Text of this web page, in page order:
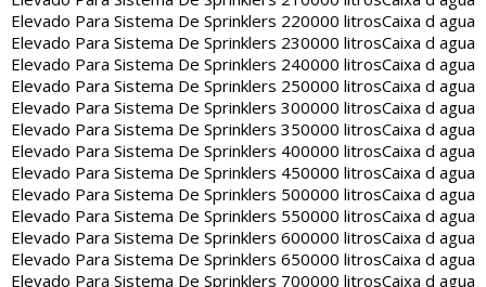
Elevado Para Sistema De Sprinklers 220000 litrosCaixa d agua
Elevado Para Sistema De Sprinklers 230000 litrosCaixa d agua
Elevado Para Sistema De Sprinklers 240000 litrosCaixa d agua
Elevado Para Sistema De Sprinklers 250000 litrosCaixa d agua
Elevado Para Sistema De Sprinklers 300000 litrosCaixa d agua
Elevado Para Sistema De Sprinklers 350000 litrosCaixa d agua
Elevado Para Sistema De Sprinklers 400000 litrosCaixa d agua
Elevado Para Sistema De Sprinklers 450000 litrosCaixa d agua
Elevado Para Sistema De Sprinklers 500000 litrosCaixa d agua
Elevado Para Sistema De Sprinklers 550000 litrosCaixa d agua
Elevado Para Sistema De Sprinklers 600000 litrosCaixa d agua
Elevado Para Sistema De Sprinklers 650000 litrosCaixa d agua
Elevado Para Sistema De Sprinklers 700000 litrosCaixa d agua